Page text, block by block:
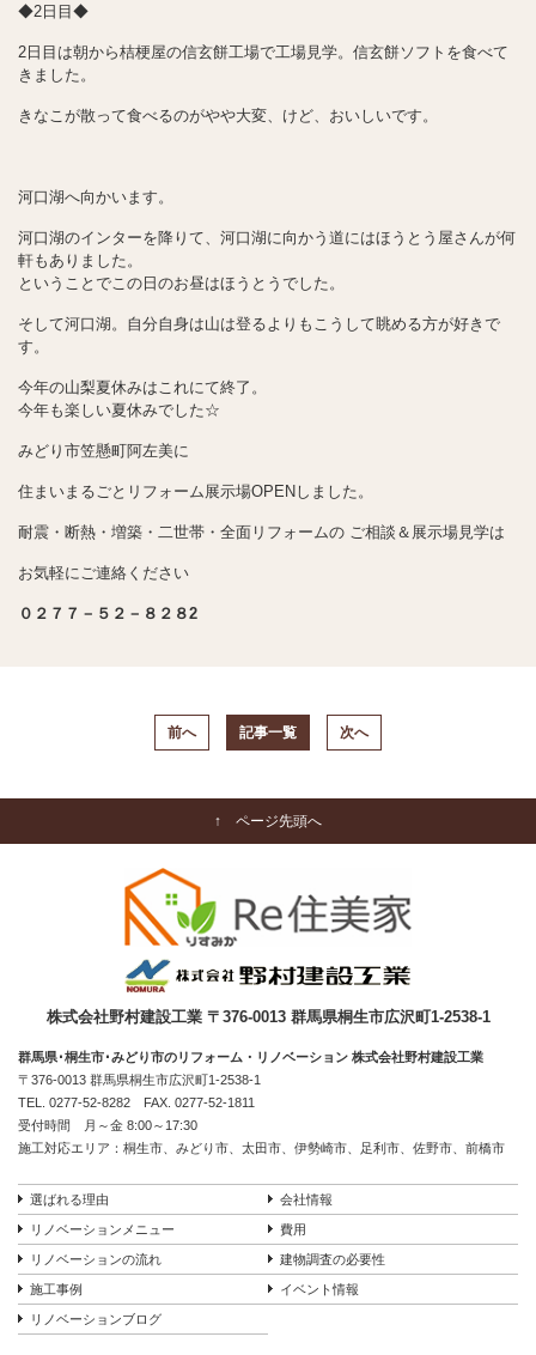
◆2日目◆
2日目は朝から桔梗屋の信玄餅工場で工場見学。信玄餅ソフトを食べて
きました。
きなこが散って食べるのがやや大変、けど、おいしいです。
河口湖へ向かいます。
河口湖のインターを降りて、河口湖に向かう道にはほうとう屋さんが何
軒もありました。
ということでこの日のお昼はほうとうでした。
そして河口湖。自分自身は山は登るよりもこうして眺める方が好きで
す。
今年の山梨夏休みはこれにて終了。
今年も楽しい夏休みでした☆
みどり市笠懸町阿左美に
住まいまるごとリフォーム展示場OPENしました。
耐震・断熱・増築・二世帯・全面リフォームの ご相談＆展示場見学は
お気軽にご連絡ください
０２７７－５２－８２８2
前へ 記事一覧 次へ
↑ ページ先頭へ
株式会社野村建設工業 〒376-0013 群馬県桐生市広沢町1-2538-1
群馬県･桐生市･みどり市のリフォーム・リノベーション 株式会社野村建設工業
〒376-0013 群馬県桐生市広沢町1-2538-1
TEL. 0277-52-8282 FAX. 0277-52-1811
受付時間 月～金 8:00～17:30
施工対応エリア：桐生市、みどり市、太田市、伊勢崎市、足利市、佐野市、前橋市
選ばれる理由 会社情報
リノベーションメニュー 費用
リノベーションの流れ 建物調査の必要性
施工事例 イベント情報
リノベーションブログ